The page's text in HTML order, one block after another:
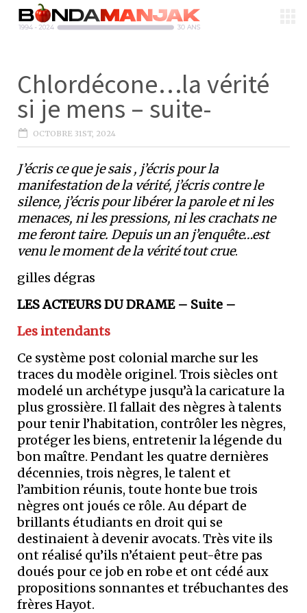
Chlordécone…la vérité
si je mens – suite-
OCTOBRE 31ST, 2024
J’écris ce que je sais , j’écris pour la
manifestation de la vérité, j’écris contre le
silence, j’écris pour libérer la parole et ni les
menaces, ni les pressions, ni les crachats ne
me feront taire. Depuis un an j’enquête…est
venu le moment de la vérité tout crue.
gilles dégras
LES ACTEURS DU DRAME – Suite –
Les intendants
Ce système post colonial marche sur les
traces du modèle originel. Trois siècles ont
modelé un archétype jusqu’à la caricature la
plus grossière. Il fallait des nègres à talents
pour tenir l’habitation, contrôler les nègres,
protéger les biens, entretenir la légende du
bon maître. Pendant les quatre dernières
décennies, trois nègres, le talent et
l’ambition réunis, toute honte bue trois
nègres ont joués ce rôle. Au départ de
brillants étudiants en droit qui se
destinaient à devenir avocats. Très vite ils
ont réalisé qu’ils n’étaient peut-être pas
doués pour ce job en robe et ont cédé aux
propositions sonnantes et trébuchantes des
frères Hayot.